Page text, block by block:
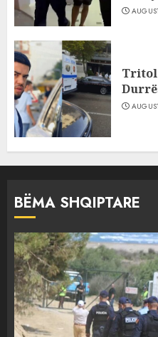
Tritol
BËMA SHQIPTARE